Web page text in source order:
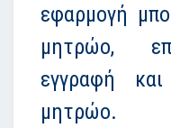
εφαρμογή
μητρώο,
εγγραφή
μητρώο.